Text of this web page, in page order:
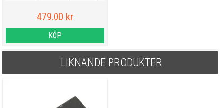
479.00 kr
KÖP
LIKNANDE PRODUKTER